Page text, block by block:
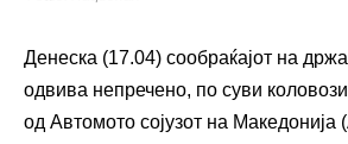
Денеска (17.04) сообраќајот на
одвива непречено, по суви
од Автомото сојузот на